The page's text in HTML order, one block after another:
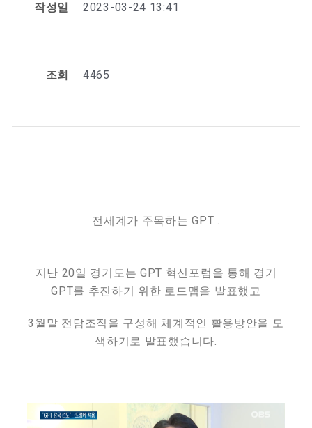
작성일 2023-03-24 13:41
조회 4465
전세계가 주목하는 GPT .
지난 20일 경기도는 GPT 혁신포럼을 통해 경기
GPT를 추진하기 위한 로드맵을 발표했고
3월말 전담조직을 구성해 체계적인 활용방안을 모
색하기로 발표했습니다.